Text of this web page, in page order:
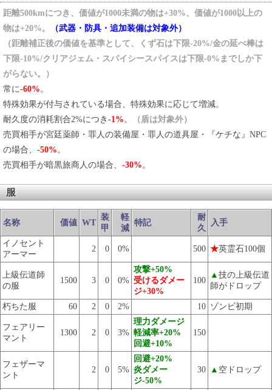
距離500kmにつき、価値が1000未満の物は+30%、価値が1000以上の
物は+20% 。
（武器・防具・追加装備は対象外）
（距離補正後の価値を基準として、くず石は下限-20%/金の延べ棒は
下限-10%/クリアジェム・スパイシースパイスは下限-0%までしか下
がらない。）
常に-60% 。
特殊効果が付与されている場合、特殊効果に応じて増減。
耐久度の消耗割合2%につき -1% 。
（盾は対象外）
売買相手が宮廷薬師・罪人の装備屋・罪人の道具屋・『ケチな』NPC
の場合、 -50% 。
売買相手が暗黒旅商人の場合、 -30% 。
服
名称 価値 WT
装
甲
軽
減
特記
耐
久
入手
イノセント
アーマー
2 0 0% 500 ★英霊石100個
上級伝道師
の服
1500 3 0 0%
攻撃+50%
受けるダメー
ジ+30%
100
▲ 技の上級伝道
師がドロップ
朽ちた服 60 2 0 2% 10 ゾンビ初期
フェアリー
マント
1300 2 0 3%
理力ダメージ
軽減率+20%
回避+10%
150
フェザーマ
ント
2 0 5%
回避+20%
炎ダメー
ジ-50%
30 ▲ 空ドロップ